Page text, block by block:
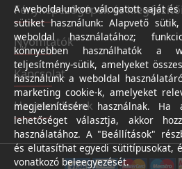
Fényképezőgépek és
Nyomtatók
Kapcsolat
Hasznos linkek
A weboldalunkon válogatott saját
sütiket használunk: Alapvető
weboldal használatához;
könnyebben használhatók a
teljesítmény-sütik, amelyeket
használunk a weboldal
marketing cookie-k, amelyeket
megjelenítésére használnak. Ha
lehetőséget választja, akkor
használatához. A "Beállítások"
és elutasíthat egyedi sütitípusokat,
vonatkozó beleegyezését.